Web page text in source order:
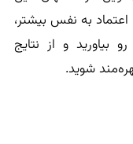
به نفس بیشتر،
و از نتایج
شوید.